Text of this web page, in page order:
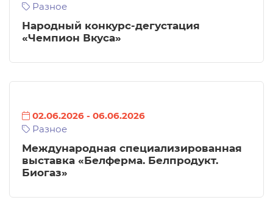
Разное
Народный конкурс-дегустация
«Чемпион Вкуса»
02.06.2026 - 06.06.2026
Разное
Международная специализированная
выставка «Белферма. Белпродукт.
Биогаз»